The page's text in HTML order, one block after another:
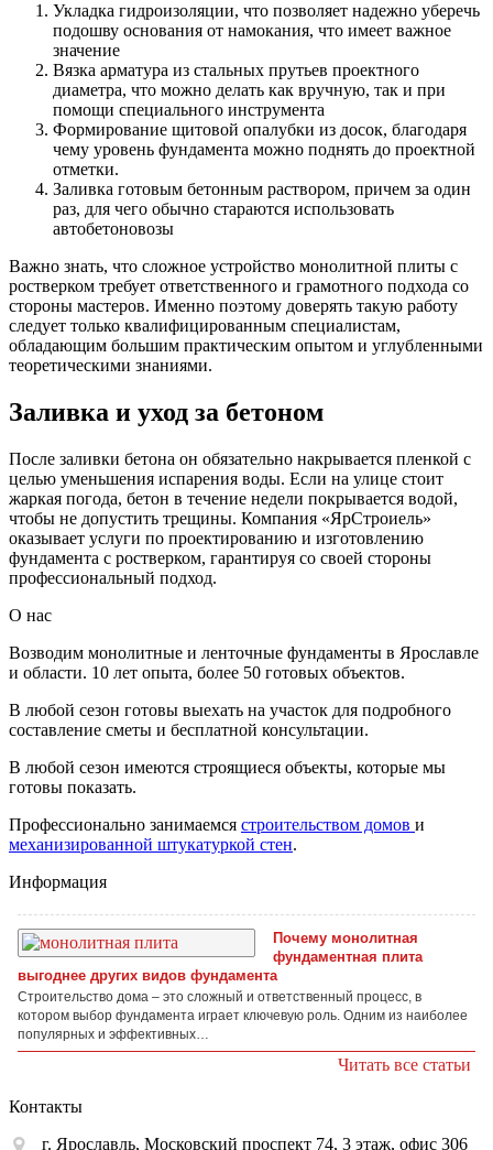
Укладка гидроизоляции, что позволяет надежно уберечь
подошву основания от намокания, что имеет важное
значение
Вязка арматура из стальных прутьев проектного
диаметра, что можно делать как вручную, так и при
помощи специального инструмента
Формирование щитовой опалубки из досок, благодаря
чему уровень фундамента можно поднять до проектной
отметки.
Заливка готовым бетонным раствором, причем за один
раз, для чего обычно стараются использовать
автобетоновозы
Важно знать, что сложное устройство монолитной плиты с
ростверком требует ответственного и грамотного подхода со
стороны мастеров. Именно поэтому доверять такую работу
следует только квалифицированным специалистам,
обладающим большим практическим опытом и углубленными
теоретическими знаниями.
Заливка и уход за бетоном
После заливки бетона он обязательно накрывается пленкой с
целью уменьшения испарения воды. Если на улице стоит
жаркая погода, бетон в течение недели покрывается водой,
чтобы не допустить трещины. Компания «ЯрСтроиель»
оказывает услуги по проектированию и изготовлению
фундамента с ростверком, гарантируя со своей стороны
профессиональный подход.
О нас
Возводим монолитные и ленточные фундаменты в Ярославле
и области. 10 лет опыта, более 50 готовых объектов.
В любой сезон готовы выехать на участок для подробного
составление сметы и бесплатной консультации.
В любой сезон имеются строящиеся объекты, которые мы
готовы показать.
Профессионально занимаемся строительством домов и
механизированной штукатуркой стен.
Информация
Почему монолитная
фундаментная плита
выгоднее других видов фундамента
Строительство дома – это сложный и ответственный процесс, в
котором выбор фундамента играет ключевую роль. Одним из наиболее
популярных и эффективных…
Читать все статьи
Контакты
г. Ярославль, Московский проспект 74, 3 этаж, офис 306